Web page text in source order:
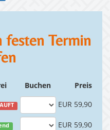
festen Termin
Buchen Preis
EUR 59,90
EUR 59,90